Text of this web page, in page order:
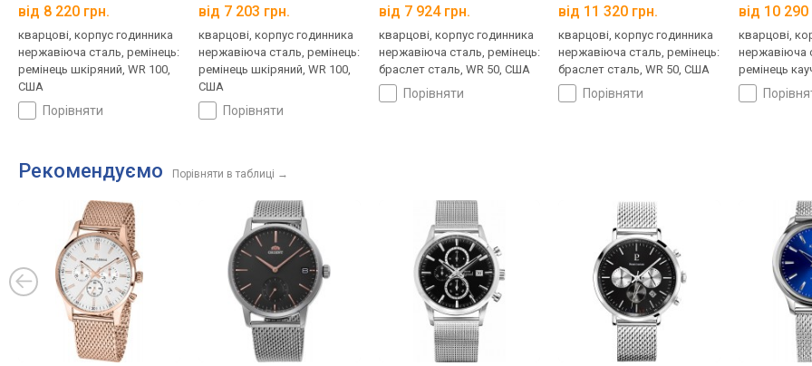
від 8 220 грн.
кварцові, корпус годинника
нержавіюча сталь, ремінець:
ремінець шкіряний, WR 100,
США
порівняти
від 7 203 грн.
кварцові, корпус годинника
нержавіюча сталь, ремінець:
ремінець шкіряний, WR 100,
США
порівняти
від 7 924 грн.
кварцові, корпус годинника
нержавіюча сталь, ремінець:
браслет сталь, WR 50, США
порівняти
від 11 320 грн.
кварцові, корпус годинника
нержавіюча сталь, ремінець:
браслет сталь, WR 50, США
порівняти
від 10 290
кварцові,
нержавіюча
ремінець
Рекомендуємо Порівняти в таблиці →